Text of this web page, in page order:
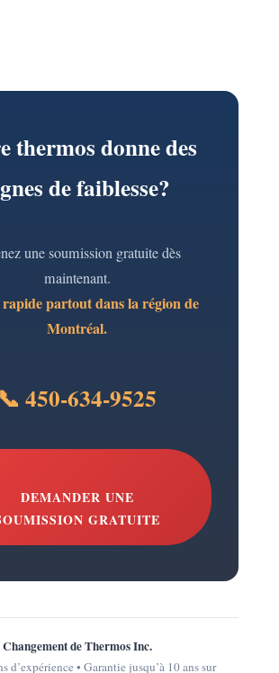
thermos donne des
de faiblesse?
une soumission gratuite dès
maintenant.
rapide partout dans la région de
Montréal.
📞 450-634-9525
DEMANDER UNE
GRATUITE
Changement de Thermos Inc.
d’expérience • Garantie jusqu’à 10 ans sur